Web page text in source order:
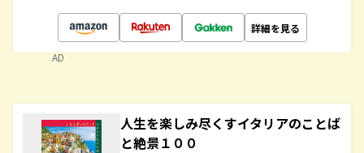
詳細を見る
AD
人生を楽しみ尽くすイタリアのことば
と絶景１００